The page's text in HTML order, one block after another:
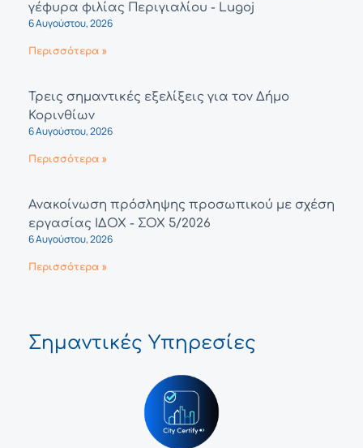
γέφυρα φιλίας Περιγιαλίου - Lugoj
6 Αυγούστου, 2026
Περισσότερα »
Τρεις σημαντικές εξελίξεις για τον Δήμο
Κορινθίων
6 Αυγούστου, 2026
Περισσότερα »
Ανακοίνωση πρόσληψης προσωπικού με σχέση
εργασίας ΙΔΟΧ - ΣΟΧ 5/2026
6 Αυγούστου, 2026
Περισσότερα »
Σημαντικές Υπηρεσίες